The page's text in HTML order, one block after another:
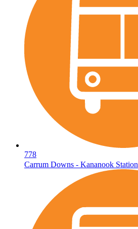
778
Carrum Downs - Kananook Station